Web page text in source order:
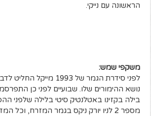
הראשונה עם נייקי.
משקפי שמש:
לפני סידרת הגמר של 1993
נושא ההימורים שלו. שבועיים לפני כן
בילה בקזינו באטלנטיק סיטי בלילה שלפני
מספר 2 לניו יורק ניקס בגמר המזרח, וכל